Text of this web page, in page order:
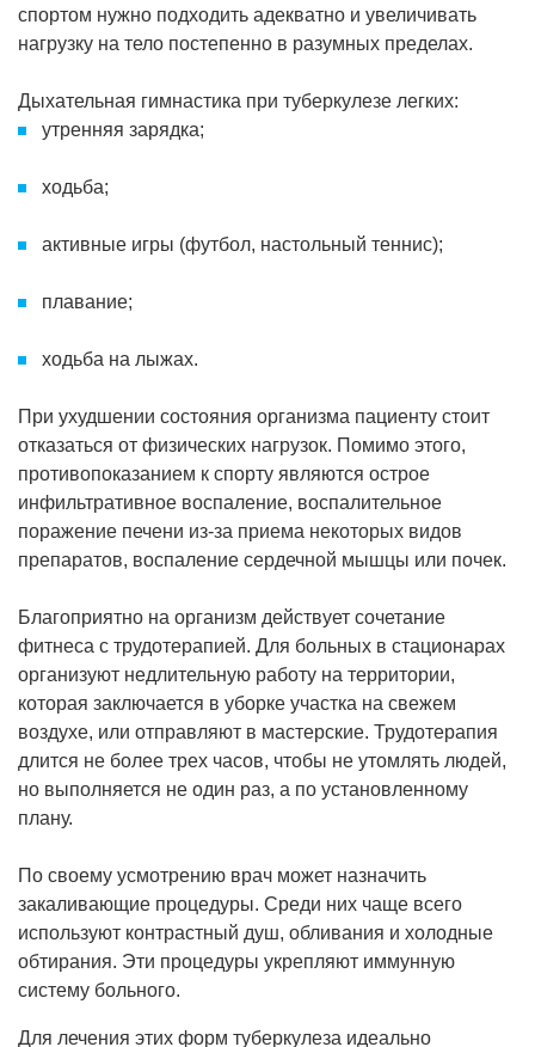
спортом нужно подходить адекватно и увеличивать
нагрузку на тело постепенно в разумных пределах.
Дыхательная гимнастика при туберкулезе легких:
утренняя зарядка;
ходьба;
активные игры (футбол, настольный теннис);
плавание;
ходьба на лыжах.
При ухудшении состояния организма пациенту стоит
отказаться от физических нагрузок. Помимо этого,
противопоказанием к спорту являются острое
инфильтративное воспаление, воспалительное
поражение печени из-за приема некоторых видов
препаратов, воспаление сердечной мышцы или почек.
Благоприятно на организм действует сочетание
фитнеса с трудотерапией. Для больных в стационарах
организуют недлительную работу на территории,
которая заключается в уборке участка на свежем
воздухе, или отправляют в мастерские. Трудотерапия
длится не более трех часов, чтобы не утомлять людей,
но выполняется не один раз, а по установленному
плану.
По своему усмотрению врач может назначить
закаливающие процедуры. Среди них чаще всего
используют контрастный душ, обливания и холодные
обтирания. Эти процедуры укрепляют иммунную
систему больного.
Для лечения этих форм туберкулеза идеально